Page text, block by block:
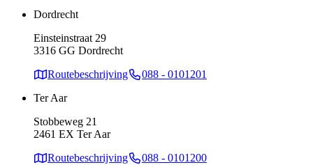
Dordrecht
Einsteinstraat 29
3316 GG Dordrecht
Routebeschrijving
088 - 0101201
Ter Aar
Stobbeweg 21
2461 EX Ter Aar
Routebeschrijving
088 - 0101200